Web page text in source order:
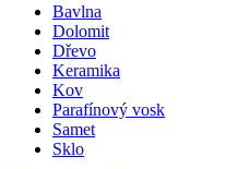
Bavlna
Dolomit
Dřevo
Keramika
Kov
Parafínový vosk
Samet
Sklo